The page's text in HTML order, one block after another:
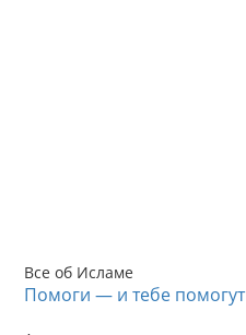
Все об Исламе
Помоги — и тебе помогут